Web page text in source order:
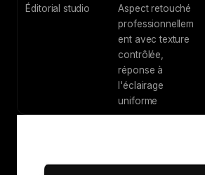
Éditorial studio
Aspect retouché
professionnellem
ent avec texture
contrôlée,
réponse à
l'éclairage
uniforme